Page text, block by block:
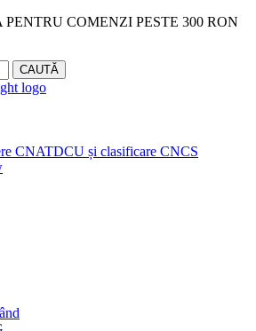
COMENZI PESTE 300 RON
CAUTĂ
CNATDCU și clasificare CNCS